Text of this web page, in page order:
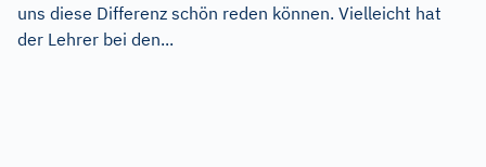
uns diese Differenz schön reden können. Vielleicht hat
der Lehrer bei den...